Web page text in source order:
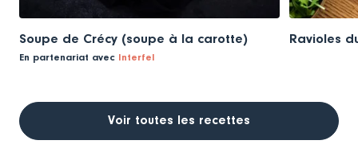
Soupe de Crécy (soupe à la carotte)
En partenariat avec Interfel
Ravioles
Voir toutes les recettes